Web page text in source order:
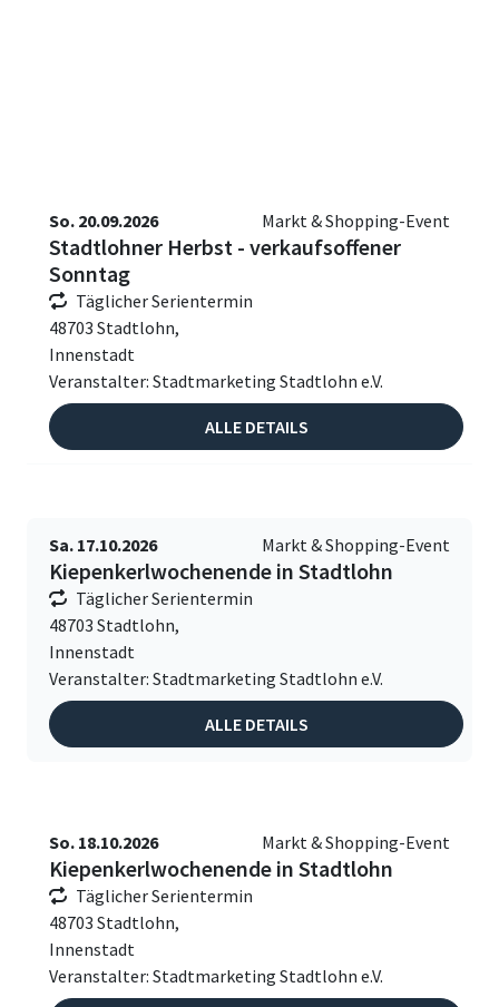
So. 20.09.2026 Markt & Shopping-Event
Stadtlohner Herbst - verkaufsoffener
Sonntag
Täglicher Serientermin
48703 Stadtlohn,
Innenstadt
Veranstalter: Stadtmarketing Stadtlohn e.V.
ALLE DETAILS
Sa. 17.10.2026 Markt & Shopping-Event
Kiepenkerlwochenende in Stadtlohn
Täglicher Serientermin
48703 Stadtlohn,
Innenstadt
Veranstalter: Stadtmarketing Stadtlohn e.V.
ALLE DETAILS
So. 18.10.2026 Markt & Shopping-Event
Kiepenkerlwochenende in Stadtlohn
Täglicher Serientermin
48703 Stadtlohn,
Innenstadt
Veranstalter: Stadtmarketing Stadtlohn e.V.